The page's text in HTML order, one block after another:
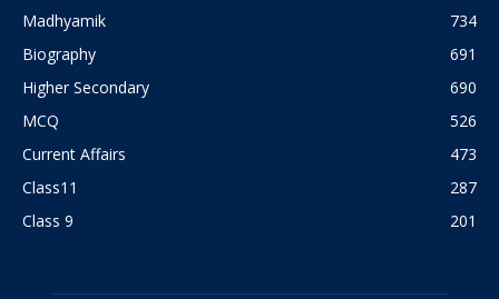
Madhyamik
734
Biography
691
Higher Secondary
690
MCQ
526
Current Affairs
473
Class11
287
Class 9
201